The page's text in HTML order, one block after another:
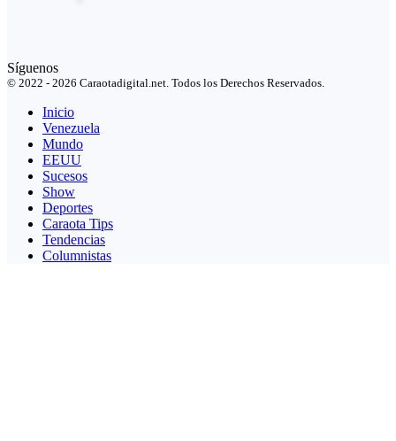
Síguenos
© 2022 - 2026 Caraotadigital.net. Todos los Derechos Reservados.
Inicio
Venezuela
Mundo
EEUU
Sucesos
Show
Deportes
Caraota Tips
Tendencias
Columnistas